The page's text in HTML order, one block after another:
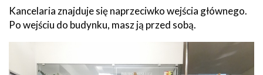
Kancelaria znajduje się naprzeciwko wejścia głównego.
Po wejściu do budynku, masz ją przed sobą.